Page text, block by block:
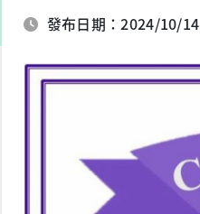
發布日期：2024/10/14